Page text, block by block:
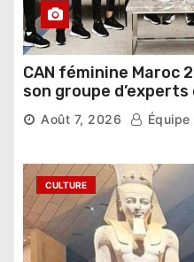
CAN féminine Maroc
son groupe
compétition
Août 7, 2026
CULTURE